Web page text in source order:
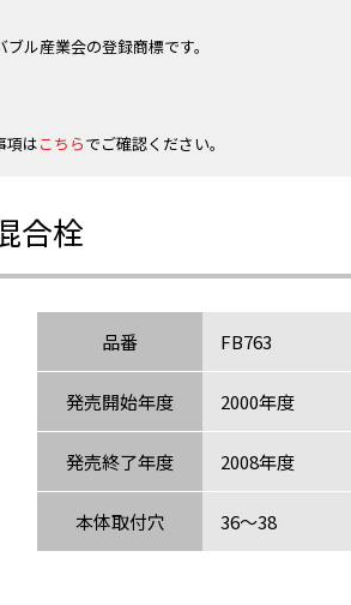
ル産業会の登録商標です。
項はこちらでご確認ください。
合栓
品番 FB763
発売開始年度 2000年度
発売終了年度 2008年度
本体取付穴 36～38